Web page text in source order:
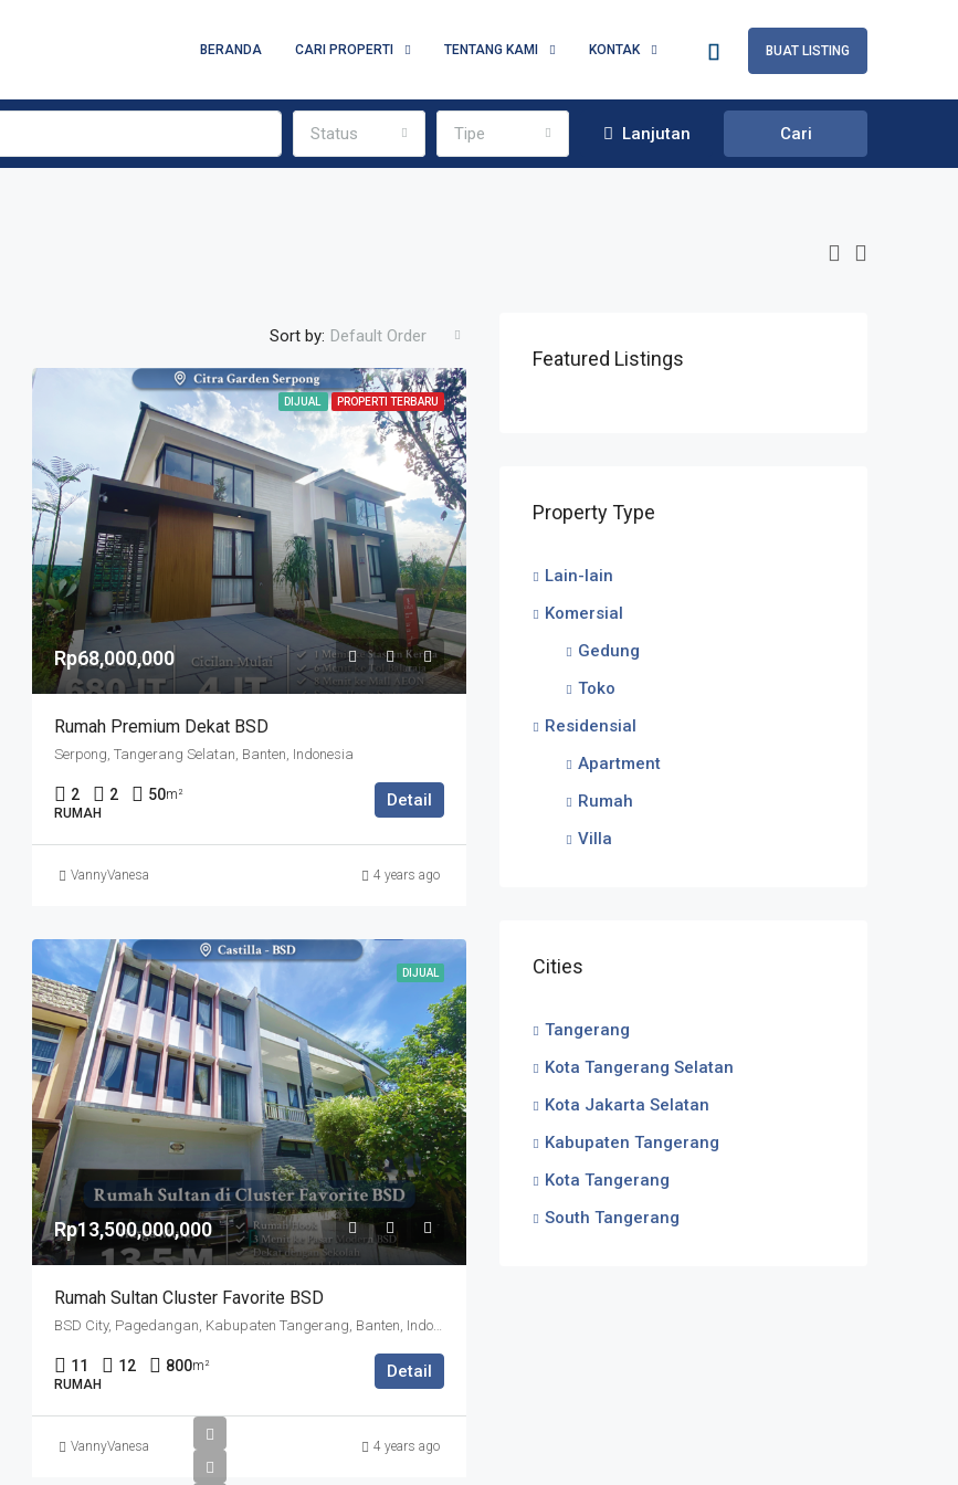
BERANDA CARI PROPERTI TENTANG KAMI KONTAK BUAT LISTING
Status Tipe Lanjutan Cari
Sort by: Default Order
DIJUAL PROPERTI TERBARU
Rp68,000,000
Rumah Premium Dekat BSD
Serpong, Tangerang Selatan, Banten, Indonesia
2 2 50m²
RUMAH
Detail
VannyVanesa 4 years ago
DIJUAL
Rp13,500,000,000
Rumah Sultan Cluster Favorite BSD
BSD City, Pagedangan, Kabupaten Tangerang, Banten, Indonesia
11 12 800m²
RUMAH
Detail
VannyVanesa 4 years ago
Featured Listings
Property Type
Lain-lain
Komersial
Gedung
Toko
Residensial
Apartment
Rumah
Villa
Cities
Tangerang
Kota Tangerang Selatan
Kota Jakarta Selatan
Kabupaten Tangerang
Kota Tangerang
South Tangerang